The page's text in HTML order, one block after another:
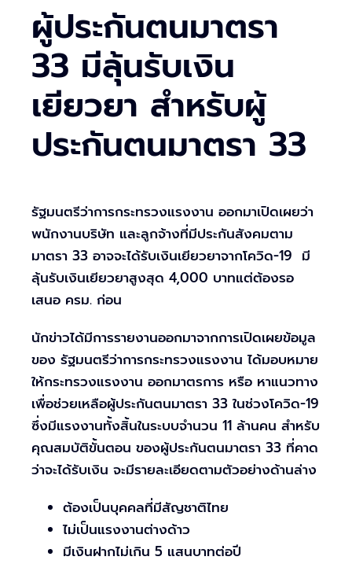
ผู้ประกันตนมาตรา
33 มีลุ้นรับเงิน
เยียวยา สำหรับผู้
ประกันตนมาตรา 33
รัฐมนตรีว่าการกระทรวงแรงงาน ออกมาเปิดเผยว่า
พนักงานบริษัท และลูกจ้างที่มีประกันสังคมตาม
มาตรา 33 อาจจะได้รับเงินเยียวยาจากโควิด-19 มี
ลุ้นรับเงินเยียวยาสูงสุด 4,000 บาทแต่ต้องรอ
เสนอ ครม. ก่อน
นักข่าวได้มีการรายงานออกมาจากการเปิดเผยข้อมูล
ของ รัฐมนตรีว่าการกระทรวงแรงงาน ได้มอบหมาย
ให้กระทรวงแรงงาน ออกมาตรการ หรือ หาแนวทาง
เพื่อช่วยเหลือผู้ประกันตนมาตรา 33 ในช่วงโควิด-19
ซึ่งมีแรงงานทั้งสิ้นในระบบจำนวน 11 ล้านคน สำหรับ
คุณสมบัติขั้นตอน ของผู้ประกันตนมาตรา 33 ที่คาด
ว่าจะได้รับเงิน จะมีรายละเอียดตามตัวอย่างด้านล่าง
ต้องเป็นบุคคลที่มีสัญชาติไทย
ไม่เป็นแรงงานต่างด้าว
มีเงินฝากไม่เกิน 5 แสนบาทต่อปี